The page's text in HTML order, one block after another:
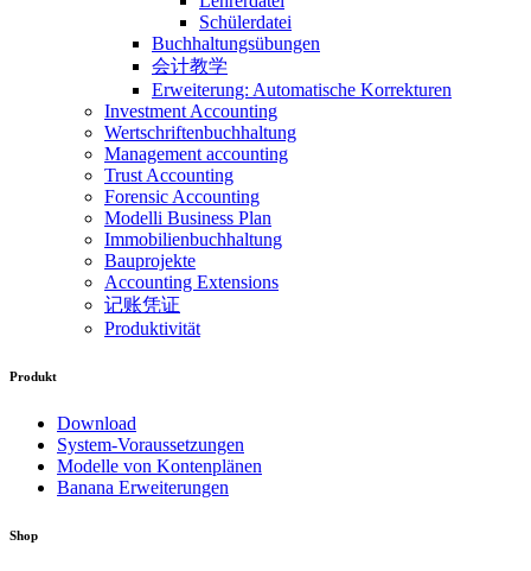
Schülerdatei
Buchhaltungsübungen
会计教学
Erweiterung: Automatische Korrekturen
Investment Accounting
Wertschriftenbuchhaltung
Management accounting
Trust Accounting
Forensic Accounting
Modelli Business Plan
Immobilienbuchhaltung
Bauprojekte
Accounting Extensions
记账凭证
Produktivität
Produkt
Download
System-Voraussetzungen
Modelle von Kontenplänen
Banana Erweiterungen
Shop